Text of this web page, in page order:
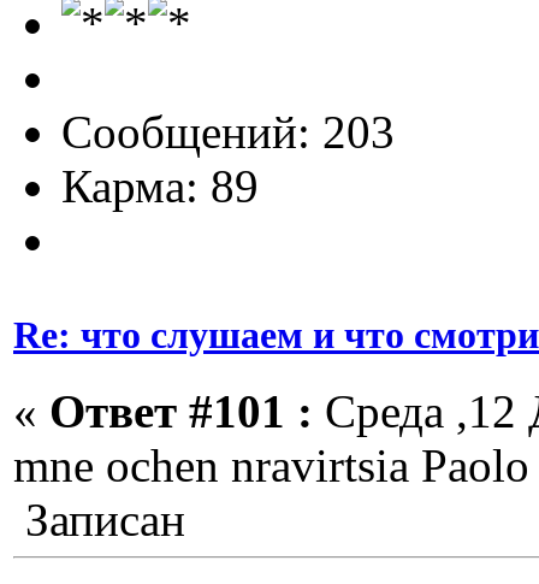
Сообщений: 203
Карма: 89
Re: что слушаем и что
« Ответ #101 : Среда ,12
mne ochen nravirtsia
Записан